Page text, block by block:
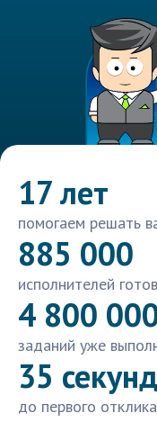
17 лет
помогаем решать
885 000
исполнителей
4 800
заданий уже
35 секунд
до первого отклика